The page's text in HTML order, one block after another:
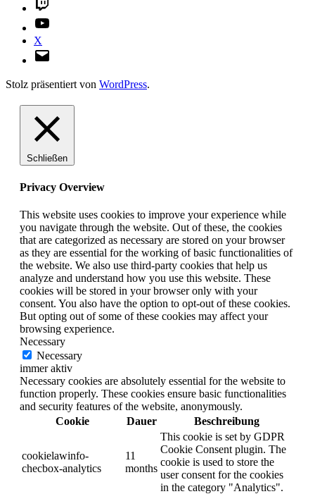
X
Stolz präsentiert von WordPress.
Schließen
Privacy Overview
This website uses cookies to improve your experience while
you navigate through the website. Out of these, the cookies
that are categorized as necessary are stored on your browser
as they are essential for the working of basic functionalities of
the website. We also use third-party cookies that help us
analyze and understand how you use this website. These
cookies will be stored in your browser only with your
consent. You also have the option to opt-out of these cookies.
But opting out of some of these cookies may affect your
browsing experience.
Necessary
Necessary
immer aktiv
Necessary cookies are absolutely essential for the website to
function properly. These cookies ensure basic functionalities
and security features of the website, anonymously.
Cookie
Dauer Beschreibung
cookielawinfo-
checbox-analytics
11
months
This cookie is set by GDPR
Cookie Consent plugin. The
cookie is used to store the
user consent for the cookies
in the category "Analytics".